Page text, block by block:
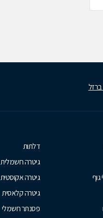
גוף
דלתות
גיטרה חשמלית
גיטרה אקוסטית
גיטרה קלאסית
פסנתר חשמלי